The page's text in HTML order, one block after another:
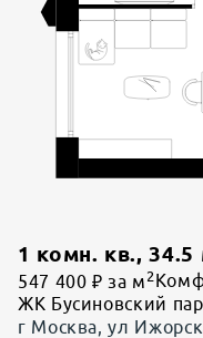
1 комн. кв., 34.5
547 400 ₽ за м 2
ЖК Бусиновский
г Москва, ул